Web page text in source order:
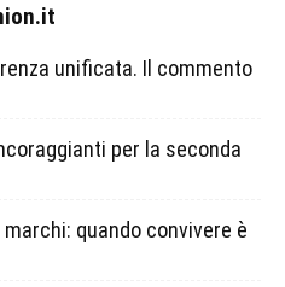
unificata. Il commento
per la seconda
quando convivere è